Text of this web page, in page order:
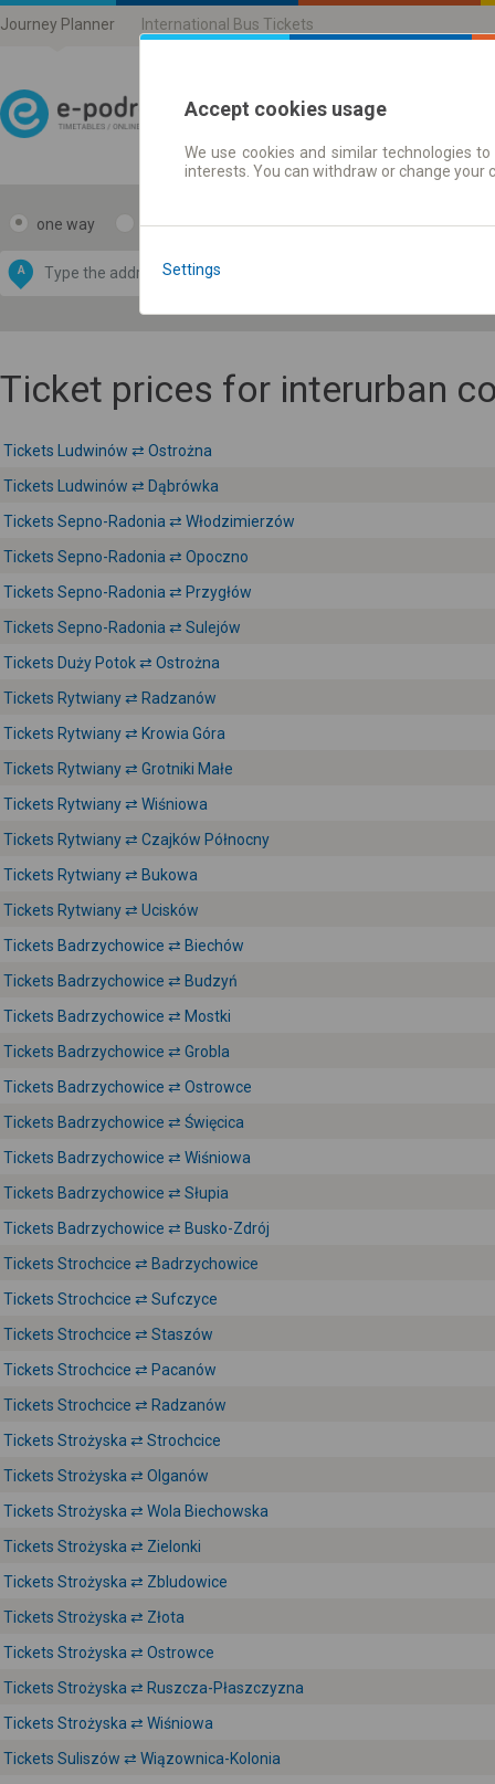
Journey Planner International Bus Tickets
Journey planner |
one way return
A
by
OpenStreetMap
Ticket prices for interurban
Tickets Ludwinów ⇄ Ostrożna
Tickets Ludwinów ⇄ Dąbrówka
Tickets Sepno-Radonia ⇄ Włodzimierzów
Tickets Sepno-Radonia ⇄ Opoczno
Tickets Sepno-Radonia ⇄ Przygłów
Tickets Sepno-Radonia ⇄ Sulejów
Tickets Duży Potok ⇄ Ostrożna
Tickets Rytwiany ⇄ Radzanów
Tickets Rytwiany ⇄ Krowia Góra
Tickets Rytwiany ⇄ Grotniki Małe
Tickets Rytwiany ⇄ Wiśniowa
Tickets Rytwiany ⇄ Czajków Północny
Tickets Rytwiany ⇄ Bukowa
Tickets Rytwiany ⇄ Ucisków
Tickets Badrzychowice ⇄ Biechów
Tickets Badrzychowice ⇄ Budzyń
Tickets Badrzychowice ⇄ Mostki
Tickets Badrzychowice ⇄ Grobla
Tickets Badrzychowice ⇄ Ostrowce
Tickets Badrzychowice ⇄ Święcica
Tickets Badrzychowice ⇄ Wiśniowa
Tickets Badrzychowice ⇄ Słupia
Tickets Badrzychowice ⇄ Busko-Zdrój
Tickets Strochcice ⇄ Badrzychowice
Tickets Strochcice ⇄ Sufczyce
Tickets Strochcice ⇄ Staszów
Tickets Strochcice ⇄ Pacanów
Tickets Strochcice ⇄ Radzanów
Tickets Strożyska ⇄ Strochcice
Tickets Strożyska ⇄ Olganów
Tickets Strożyska ⇄ Wola Biechowska
Tickets Strożyska ⇄ Zielonki
Tickets Strożyska ⇄ Zbludowice
Tickets Strożyska ⇄ Złota
Tickets Strożyska ⇄ Ostrowce
Tickets Strożyska ⇄ Ruszcza-Płaszczyzna
Tickets Strożyska ⇄ Wiśniowa
Tickets Suliszów ⇄ Wiązownica-Kolonia
Accept cookies usage
We use cookies and similar technologies
interests. You can withdraw or change
Settings